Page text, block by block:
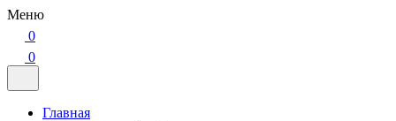
Меню
0
0
Главная